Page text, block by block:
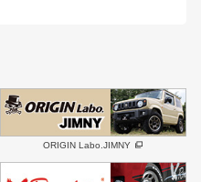
三菱
デリカ D:5
リアゲート
メンテナンスパーツ
ORIGIN Labo.JIMNY